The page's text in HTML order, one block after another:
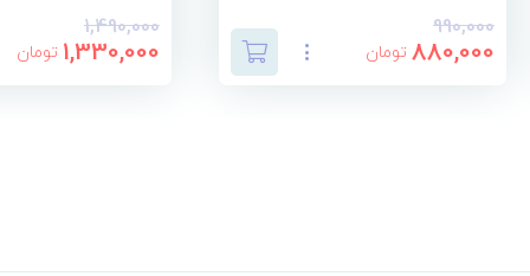
990,000
880,000 تومان
1,490,000
1,330,000 تومان